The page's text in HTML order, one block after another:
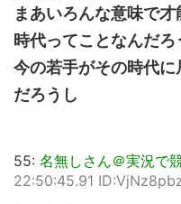
まあいろんな意味で
時代ってことなんだろ
今の若手がその時代
だろうし
55: 名無しさん＠実況で
22:50:45.91